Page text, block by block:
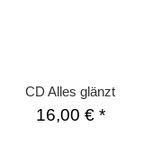
CD Alles glänzt
16,00 € *